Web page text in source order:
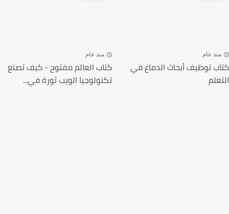
منذ عام
كتاب توظيف أبحاث الدماغ في
التعلم
منذ عام
كتاب العالم مفتوح - كيف تصنع
تكنولوجيا الويب ثورة في...